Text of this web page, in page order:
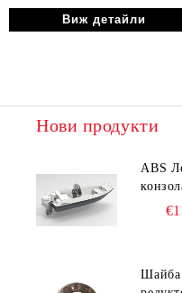
Виж детайли
Нови продукти
ABS
Шайба